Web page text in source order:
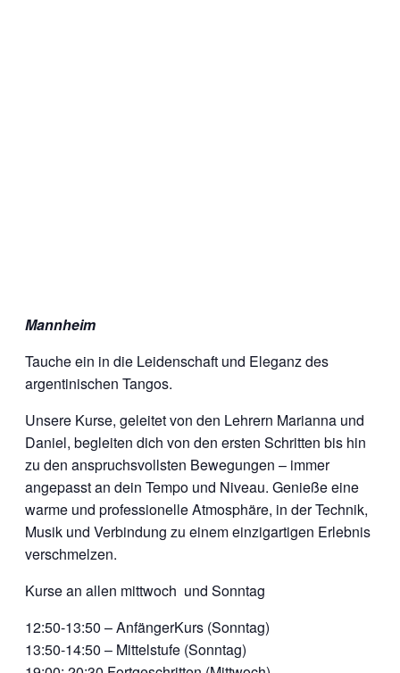
Mannheim
Tauche ein in die Leidenschaft und Eleganz des
argentinischen Tangos.
Unsere Kurse, geleitet von den Lehrern Marianna und
Daniel, begleiten dich von den ersten Schritten bis hin
zu den anspruchsvollsten Bewegungen – immer
angepasst an dein Tempo und Niveau. Genieße eine
warme und professionelle Atmosphäre, in der Technik,
Musik und Verbindung zu einem einzigartigen Erlebnis
verschmelzen.
Kurse an allen mittwoch und Sonntag
12:50-13:50 – AnfängerKurs (Sonntag)
13:50-14:50 – Mittelstufe (Sonntag)